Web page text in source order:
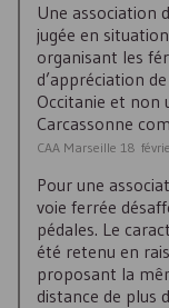
Une association
jugée en
organisant les
d’appréciation
Occitanie et non
Carcassonne
CAA Marseille 18
Pour une
voie ferrée
pédales. Le
été retenu en
proposant la
distance de plus